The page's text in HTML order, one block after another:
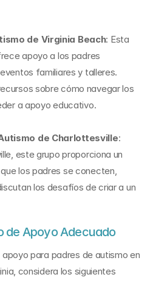
de Virginia Beach: Esta
apoyo a los padres
familiares y talleres.
sobre cómo navegar los
a apoyo educativo.
de Charlottesville:
este grupo proporciona un
los padres se conecten,
los desafíos de criar a un
de Apoyo Adecuado
para padres de autismo en
considera los siguientes